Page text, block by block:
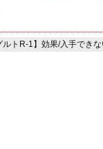
ルトR‐1】効果/入手でき